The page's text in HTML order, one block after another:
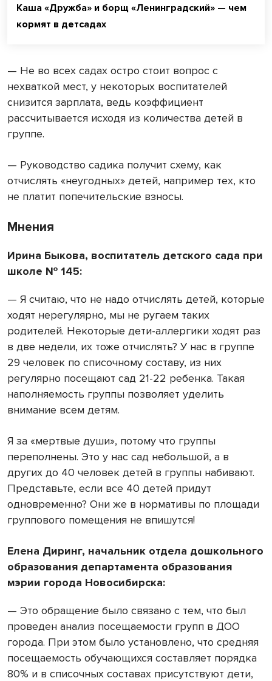
Каша «Дружба» и борщ «Ленинградский» — чем
кормят в детсадах
— Не во всех садах остро стоит вопрос с
нехваткой мест, у некоторых воспитателей
снизится зарплата, ведь коэффициент
рассчитывается исходя из количества детей в
группе.
— Руководство садика получит схему, как
отчислять «неугодных» детей, например тех, кто
не платит попечительские взносы.
Мнения
Ирина Быкова, воспитатель детского сада при
школе № 145:
— Я считаю, что не надо отчислять детей, которые
ходят нерегулярно, мы не ругаем таких
родителей. Некоторые дети-аллергики ходят раз
в две недели, их тоже отчислять? У нас в группе
29 человек по списочному составу, из них
регулярно посещают сад 21-22 ребенка. Такая
наполняемость группы позволяет уделить
внимание всем детям.
Я за «мертвые души», потому что группы
переполнены. Это у нас сад небольшой, а в
других до 40 человек детей в группы набивают.
Представьте, если все 40 детей придут
одновременно? Они же в нормативы по площади
группового помещения не впишутся!
Елена Диринг, начальник отдела дошкольного
образования департамента образования
мэрии города Новосибирска:
— Это обращение было связано с тем, что был
проведен анализ посещаемости групп в ДОО
города. При этом было установлено, что средняя
посещаемость обучающихся составляет порядка
80% и в списочных составах присутствуют дети,